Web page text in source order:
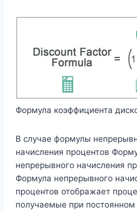
Формула коэффициента
В случае формулы
начисления процентов
непрерывного начисления
Формула непрерывного
процентов отображает
получаемые при постоянном